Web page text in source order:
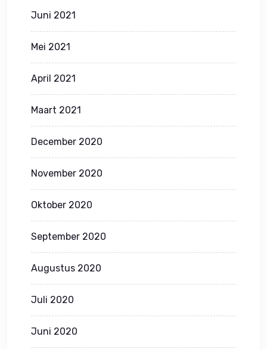
Juni 2021
Mei 2021
April 2021
Maart 2021
December 2020
November 2020
Oktober 2020
September 2020
Augustus 2020
Juli 2020
Juni 2020